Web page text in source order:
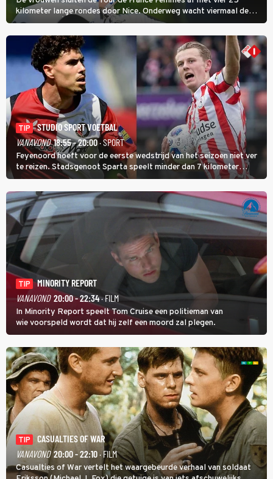
kilometer lange rondes door Nice. Onderweg wacht viermaal de
zware Col d'Èze. Aan de finish op de Promenade des Anglais krijgt
de eindwinnaar de laatste gele trui.
TIP
STUDIO SPORT VOETBAL
VANAVOND 18:55 - 20:00· SPORT
Feyenoord hoeft voor de eerste wedstrijd van het seizoen niet ver
te reizen. Stadsgenoot Sparta speelt minder dan 7 kilometer
verderop. Feyenoord trok de Spaanse spits Nacho Ferri aan van
KVC Westerlo uit België.
TIP
MINORITY REPORT
VANAVOND 20:00 - 22:34· FILM
In Minority Report speelt Tom Cruise een politieman van
wie voorspeld wordt dat hij zelf een moord zal plegen.
TIP
CASUALTIES OF WAR
VANAVOND 20:00 - 22:10· FILM
Casualties of War vertelt het waargebeurde verhaal van soldaat